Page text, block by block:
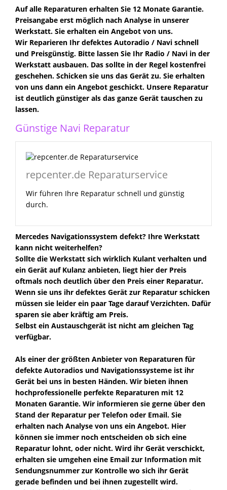
Auf alle Reparaturen erhalten Sie 12 Monate Garantie.
Preisangabe erst möglich nach Analyse in unserer
Werkstatt. Sie erhalten ein Angebot von uns.
Wir Reparieren Ihr defektes Autoradio / Navi schnell
und Preisgünstig. Bitte lassen Sie Ihr Radio / Navi in der
Werkstatt ausbauen. Das sollte in der Regel kostenfrei
geschehen. Schicken sie uns das Gerät zu. Sie erhalten
von uns dann ein Angebot geschickt. Unsere Reparatur
ist deutlich günstiger als das ganze Gerät tauschen zu
lassen.
Günstige Navi Reparatur
repcenter.de Reparaturservice
Wir führen Ihre Reparatur schnell und günstig
durch.
Mercedes Navigationssystem defekt? Ihre Werkstatt
kann nicht weiterhelfen?
Sollte die Werkstatt sich wirklich Kulant verhalten und
ein Gerät auf Kulanz anbieten, liegt hier der Preis
oftmals noch deutlich über den Preis einer Reparatur.
Wenn sie uns ihr defektes Gerät zur Reparatur schicken
müssen sie leider ein paar Tage darauf Verzichten. Dafür
sparen sie aber kräftig am Preis.
Selbst ein Austauschgerät ist nicht am gleichen Tag
verfügbar.
Als einer der größten Anbieter von Reparaturen für
defekte Autoradios und Navigationssysteme ist ihr
Gerät bei uns in besten Händen. Wir bieten ihnen
hochprofessionelle perfekte Reparaturen mit 12
Monaten Garantie. Wir informieren sie gerne über den
Stand der Reparatur per Telefon oder Email. Sie
erhalten nach Analyse von uns ein Angebot. Hier
können sie immer noch entscheiden ob sich eine
Reparatur lohnt, oder nicht. Wird ihr Gerät verschickt,
erhalten sie umgehen eine Email zur Information mit
Sendungsnummer zur Kontrolle wo sich ihr Gerät
gerade befinden und bei ihnen zugestellt wird.